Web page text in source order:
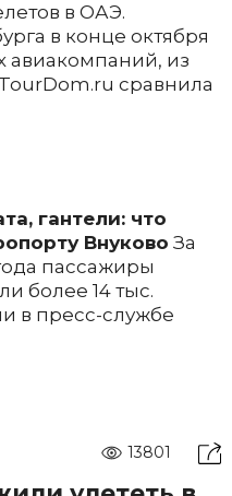
в ОАЭ.
в конце октября
авиакомпаний, из
сравнила
гантели: что
Внуково За
пассажиры
более 14 тыс.
в пресс-службе
13801